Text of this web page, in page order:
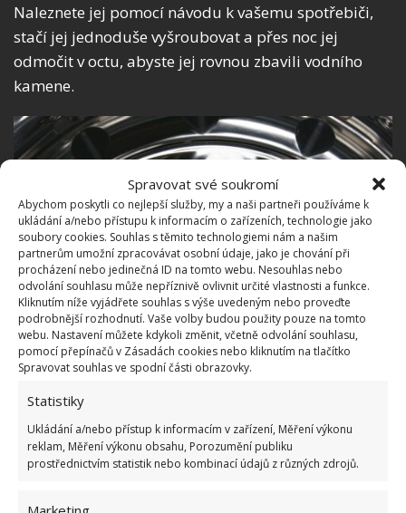
Spravovat své soukromí
Abychom poskytli co nejlepší služby, my a naši partneři používáme k
ukládání a/nebo přístupu k informacím o zařízeních, technologie jako
soubory cookies. Souhlas s těmito technologiemi nám a našim
partnerům umožní zpracovávat osobní údaje, jako je chování při
procházení nebo jedinečná ID na tomto webu. Nesouhlas nebo
odvolání souhlasu může nepříznivě ovlivnit určité vlastnosti a funkce.
Kliknutím níže vyjádřete souhlas s výše uvedeným nebo proveďte
podrobnější rozhodnutí. Vaše volby budou použity pouze na tomto
webu. Nastavení můžete kdykoli změnit, včetně odvolání souhlasu,
pomocí přepínačů v Zásadách cookies nebo kliknutím na tlačítko
Spravovat souhlas ve spodní části obrazovky.
Statistiky
Ukládání a/nebo přístup k informacím v zařízení, Měření výkonu
reklam, Měření výkonu obsahu, Porozumění publiku
prostřednictvím statistik nebo kombinací údajů z různých zdrojů.
Naleznete jej pomocí návodu k vašemu spotřebiči,
stačí jej jednoduše vyšroubovat a přes noc jej
odmočit v octu, abyste jej rovnou zbavili vodního
kamene.
Fotografie: Pixnio
Zkuste nakonec vyčistit samotný
buben